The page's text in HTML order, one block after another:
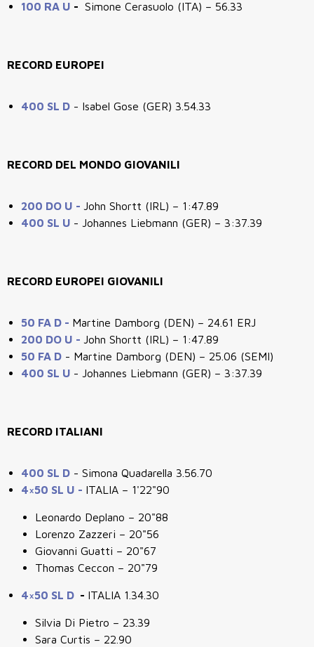
100 RA U - Simone Cerasuolo (ITA) – 56.33
RECORD EUROPEI
400 SL D - Isabel Gose (GER) 3.54.33
RECORD DEL MONDO GIOVANILI
200 DO U - John Shortt (IRL) – 1:47.89
400 SL U - Johannes Liebmann (GER) – 3:37.39
RECORD EUROPEI GIOVANILI
50 FA D - Martine Damborg (DEN) – 24.61 ERJ
200 DO U - John Shortt (IRL) – 1:47.89
50 FA D - Martine Damborg (DEN) – 25.06 (SEMI)
400 SL U - Johannes Liebmann (GER) – 3:37.39
RECORD ITALIANI
400 SL D - Simona Quadarella 3.56.70
4×50 SL U - ITALIA – 1'22"90
Leonardo Deplano – 20"88
Lorenzo Zazzeri – 20"56
Giovanni Guatti – 20"67
Thomas Ceccon – 20"79
4×50 SL D - ITALIA 1.34.30
Silvia Di Pietro – 23.39
Sara Curtis – 22.90